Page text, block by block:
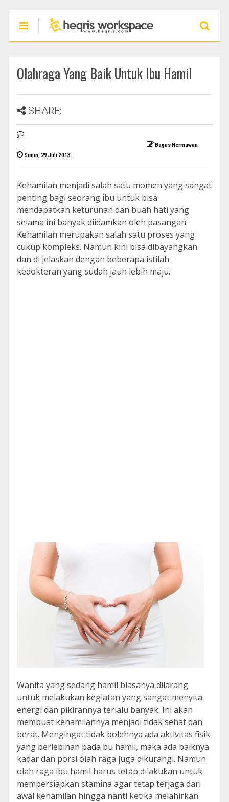
Olahraga Yang Baik Untuk Ibu Hamil
SHARE:
Bagus Hermawan
Senin, 29 Juli 2013
Kehamilan menjadi salah satu momen yang sangat
penting bagi seorang ibu untuk bisa
mendapatkan keturunan dan buah hati yang
selama ini banyak diidamkan oleh pasangan.
Kehamilan merupakan salah satu proses yang
cukup kompleks. Namun kini bisa dibayangkan
dan di jelaskan dengan beberapa istilah
kedokteran yang sudah jauh lebih maju.
Wanita yang sedang hamil biasanya dilarang
untuk melakukan kegiatan yang sangat menyita
energi dan pikirannya terlalu banyak. Ini akan
membuat kehamilannya menjadi tidak sehat dan
berat. Mengingat tidak bolehnya ada aktivitas fisik
yang berlebihan pada bu hamil, maka ada baiknya
kadar dan porsi olah raga juga dikurangi. Namun
olah raga ibu hamil harus tetap dilakukan untuk
mempersiapkan stamina agar tetap terjaga dari
awal kehamilan hingga nanti ketika melahirkan.